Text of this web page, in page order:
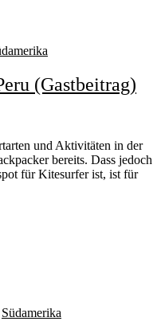
(Gastbeitrag)
und Aktivitäten in der
bereits. Dass jedoch
für Kitesurfer ist, ist für
Südamerika